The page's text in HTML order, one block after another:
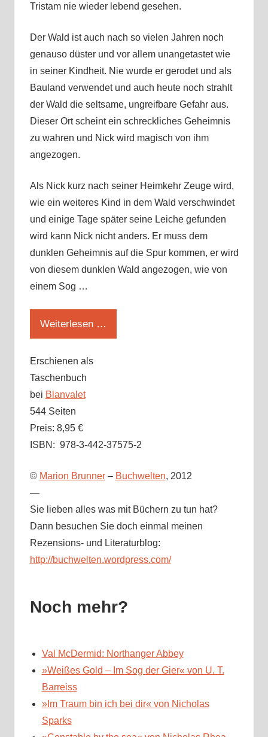
Tristam nie wieder lebend gesehen.
Der Wald ist auch nach so vielen Jahren noch
genauso düster und vor allem unangetastet wie
in seiner Kindheit. Nie wurde er gerodet und als
Bauland verwendet und auch heute noch strahlt
der Wald die seltsame, ungreifbare Gefahr aus.
Dieser Ort scheint ein schreckliches Geheimnis
zu wahren und Nick wird magisch von ihm
angezogen.
Als Nick kurz nach seiner Heimkehr Zeuge wird,
wie ein weiteres Kind in dem Wald verschwindet
und einige Tage später seine Leiche gefunden
wird kann Nick nicht anders. Er muss dem
dunklen Geheimnis auf die Spur kommen, er wird
von diesem dunklen Wald angezogen, wie von
einem Sog …
Weiterlesen …
Erschienen als
Taschenbuch
bei Blanvalet
544 Seiten
Preis: 8,95 €
ISBN: 978-3-442-37575-2
© Marion Brunner– Buchwelten, 2012
—
Sie lieben alles was mit Büchern zu tun hat?
Dann besuchen Sie doch einmal meinen
Rezensions- und Literaturblog:
http://buchwelten.wordpress.com/
Noch mehr?
Val McDermid: Northanger Abbey
»Weißes Gold – Im Sog der Gier« von U. T.
Barreiss
»Im Traum bin ich bei dir« von Nicholas
Sparks